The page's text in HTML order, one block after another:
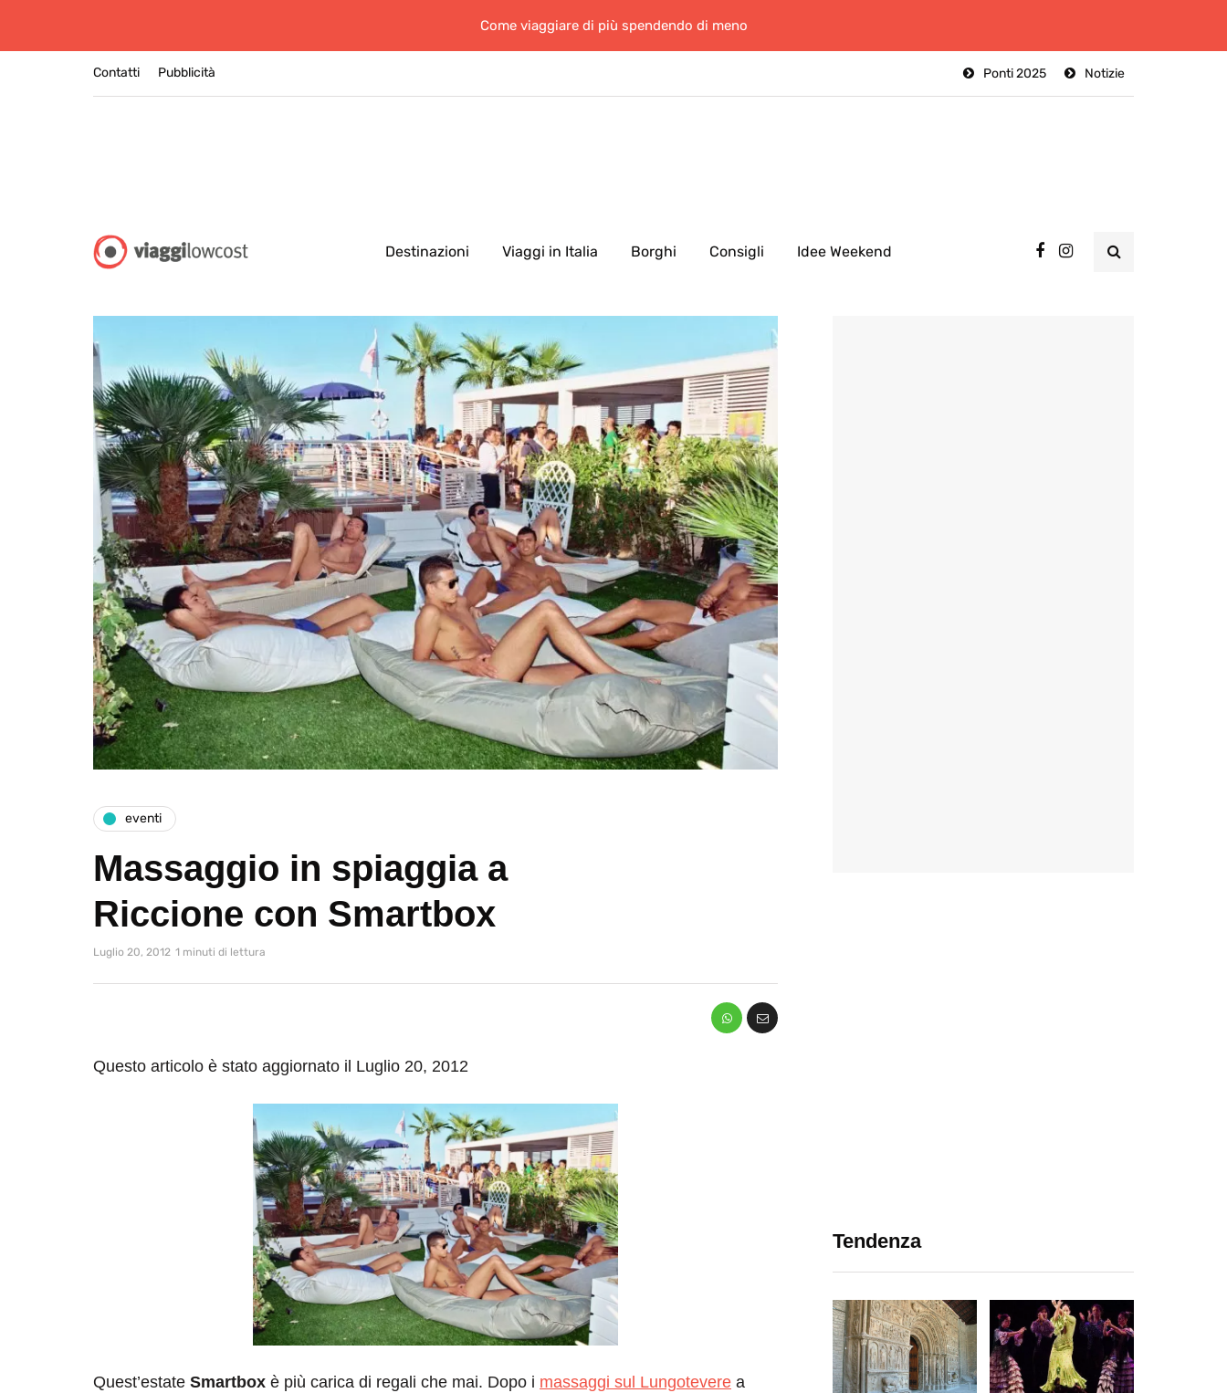
Come viaggiare di più spendendo di meno
Contatti Notizie
Ponti 2025
Pubblicità
Destinazioni Viaggi in Italia Borghi Consigli Idee Weekend
eventi
Massaggio in spiaggia a
Riccione con Smartbox
Luglio 20, 2012 1 minuti di lettura
Questo articolo è stato aggiornato il Luglio 20, 2012
Quest’estate Smartbox è più carica di regali che mai. Dopo i massaggi sul Lungotevere a
Tendenza